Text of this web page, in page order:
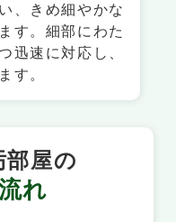
、きめ細やかな
す。細部にわた
迅速に対応し、
す。
部屋の
れ